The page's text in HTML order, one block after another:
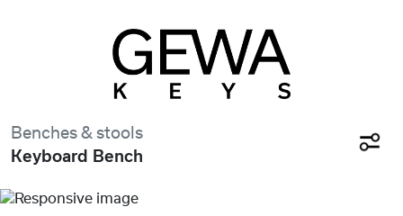
Benches & stools
Keyboard Bench